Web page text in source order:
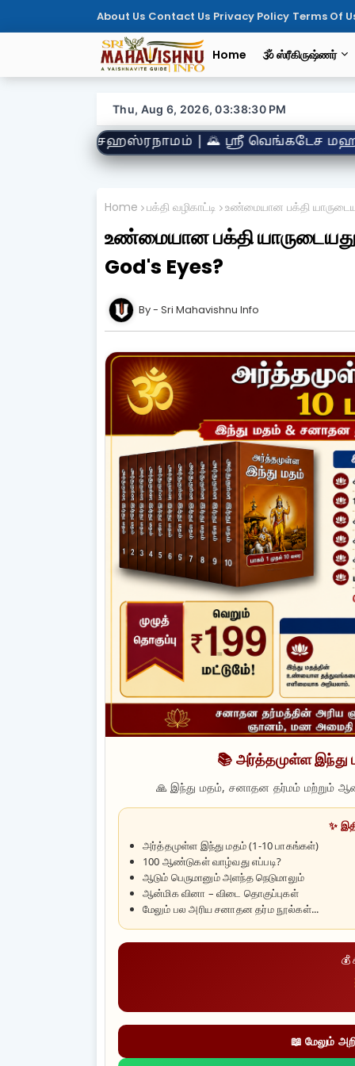
About Us Contact Us Privacy Policy Terms Of
Home 🕉️ ஸ்ரீகிருஷ்ணர்
Thu, Aug 6, 2026, 03:38:32 PM
வெங்கடேச மஹாத்மியம் | 🌺
Home பக்தி வழிகாட்டி உண்மையான பக்தி
உண்மையான பக்தி
God's Eyes?
Sri Mahavishnu Info
📚 அர்த்தமுள்ள இந்து
🙏 இந்து மதம், சனாதன தர்மம் மற்றும்
✨
அர்த்தமுள்ள இந்து மதம் (1-10 பாகங்கள்)
100 ஆண்டுகள் வாழ்வது எப்படி?
ஆடும் பெருமானும் அளந்த நெடுமாலும்
ஆன்மிக வினா – விடை தொகுப்புகள்
மேலும் பல அரிய சனாதன தர்ம நூல்கள்...
💰
📖 மேலும்